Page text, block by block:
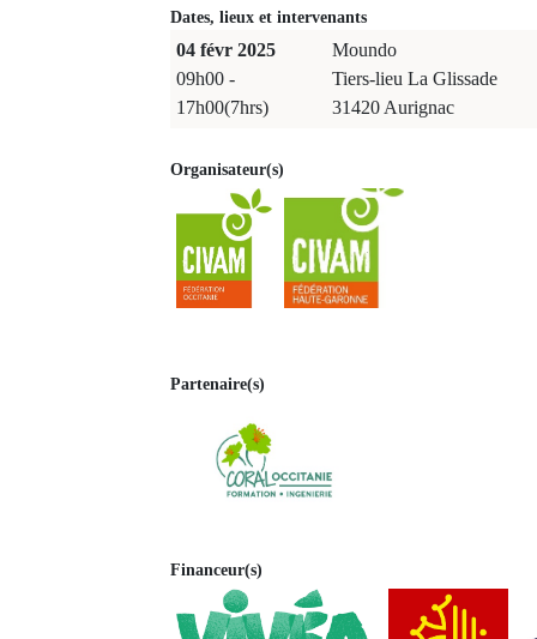
Dates, lieux et intervenants
04 févr 2025
09h00 -
17h00(7hrs)
Moundo
Tiers-lieu La Glissade
31420 Aurignac
Organisateur(s)
Partenaire(s)
Financeur(s)